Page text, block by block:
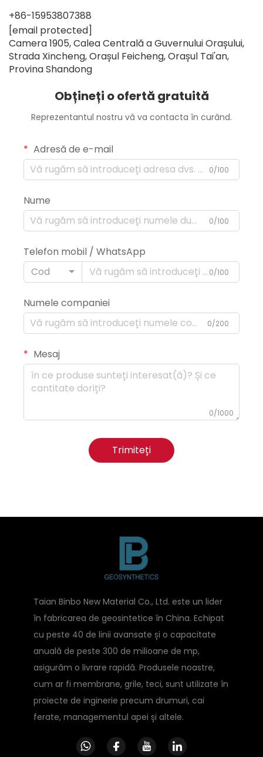
+86-15953807388
[email protected]
Camera 1905, Calea Centrală a Guvernului Orașului,
Strada Xincheng, Orașul Feicheng, Orașul Tai'an,
Provina Shandong
Obțineți o ofertă gratuită
Reprezentantul nostru vă va contacta în curând.
Adresă de e-mail
0/100
Nume
0/100
Telefon mobil / WhatsApp
Cod
0/100
Numele companiei
0/200
Mesaj
0/1000
Trimiteți
Taian Binbo New Material Co., Ltd. este un lider
în fabricarea de geosintetice în China. Echipat
cu peste 40 de linii avansate și o capacitate
anuală de peste 300 de milioane de mp,
asigurăm o livrare rapidă. Produsele noastre,
cum ar fi membrane, grile, teci, sunt utilizate în
proiecte de inginerie precum drumuri, cai
ferate, managementul apei și altele.